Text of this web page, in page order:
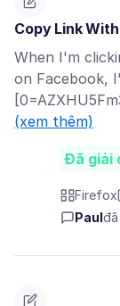
Copy Link
When I'm
on Facebook,
(xem thêm)
Đã giải
Firefox
Paul